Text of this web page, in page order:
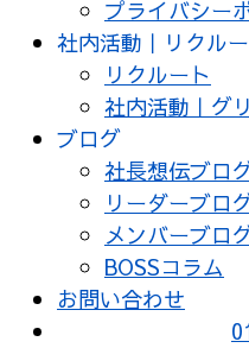
プライバシー
社内活動｜リクル
リクルート
社内活動｜グ
ブログ
社長想伝ブロ
リーダーブロ
メンバーブロ
BOSSコラム
お問い合わせ